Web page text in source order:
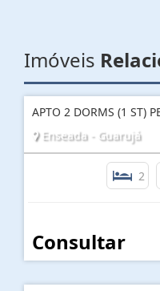
Imóveis
APTO 2 DORMS (1 ST)
Enseada - Guarujá
2
Consultar